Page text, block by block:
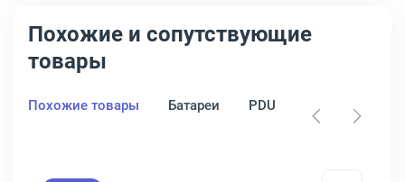
Похожие и сопутствующие
товары
Похожие товары Батареи PDU Стабилизаторы